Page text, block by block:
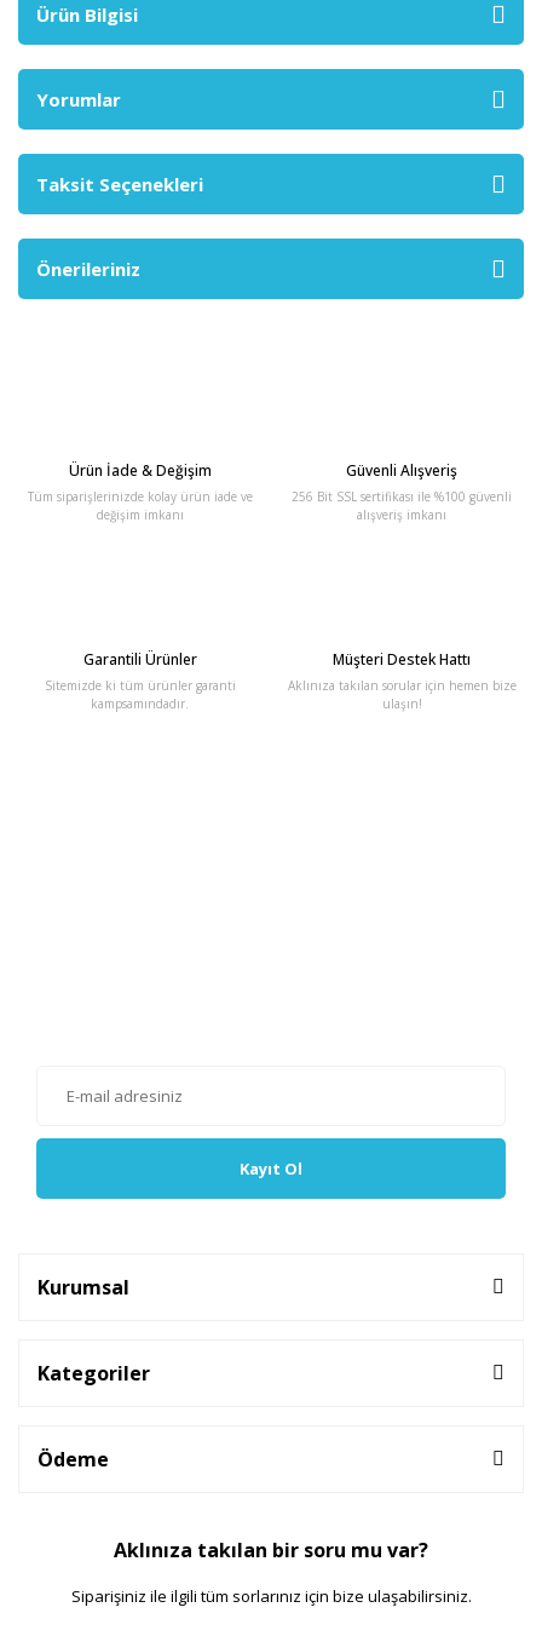
Ürün Bilgisi
Yorumlar
Taksit Seçenekleri
Önerileriniz
Ürün İade & Değişim
Tüm siparişlerinizde kolay ürün iade ve
değişim imkanı
Güvenli Alışveriş
256 Bit SSL sertifikası ile %100 güvenli
alışveriş imkanı
Garantili Ürünler
Sitemizde ki tüm ürünler garanti
kampsamındadır.
Müşteri Destek Hattı
Aklınıza takılan sorular için hemen bize
ulaşın!
Kayıt Ol
Kurumsal
Kategoriler
Ödeme
Aklınıza takılan bir soru mu var?
Siparişiniz ile ilgili tüm sorlarınız için bize ulaşabilirsiniz.